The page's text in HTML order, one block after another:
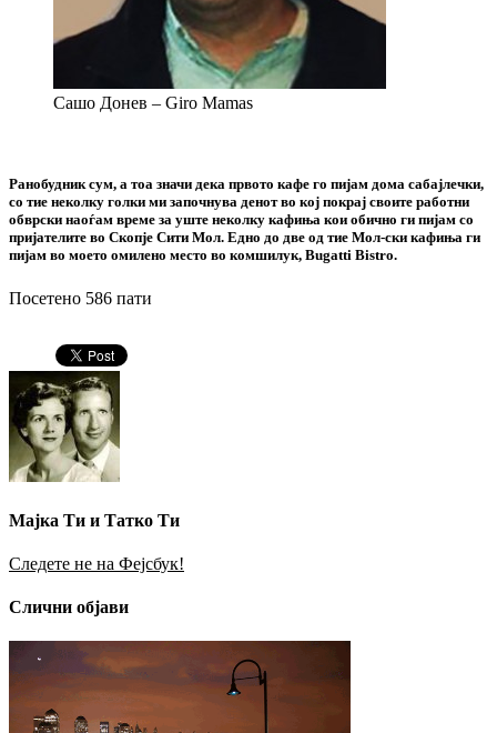
Сашо Донев – Giro Mamas
Ранобудник сум, а тоа значи дека првото кафе го пијам дома сабајлечки,
со тие неколку голки ми започнува денот во кој покрај своите работни
обврски наоѓам време за уште неколку кафиња кои обично ги пијам со
пријателите во Скопје Сити Мол. Едно до две од тие Мол-ски кафиња ги
пијам во моето омилено место во комшилук, Bugatti Bistro.
Посетено 586 пати
Мајка Ти и Татко Ти
Следете не на Фејсбук!
Слични објави